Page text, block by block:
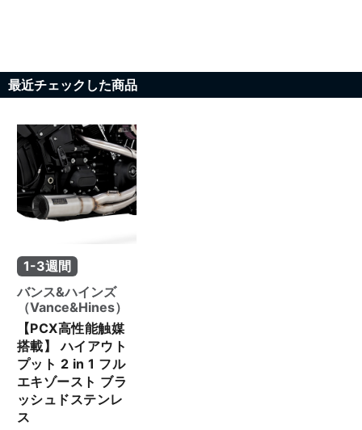
最近チェックした商品
1-3週間
バンス&ハインズ
（Vance&Hines）
【PCX高性能触媒
搭載】 ハイアウト
プット 2 in 1 フル
エキゾースト ブラ
ッシュドステンレ
ス